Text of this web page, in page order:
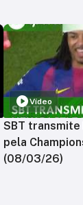
Vídeo
SBT
pela
(08/03/26)